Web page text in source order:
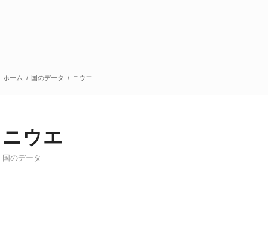
ホーム / 国のデータ / ニウエ
ニウエ
国のデータ